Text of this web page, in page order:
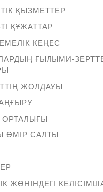
ҚЫЗМЕТТЕР
ҚҰЖАТТАР
КЕҢЕС
ҒЫЛЫМИ-
ЖОЛДАУЫ
ӨМІР САЛТЫ
ЖӨНІНДЕГІ